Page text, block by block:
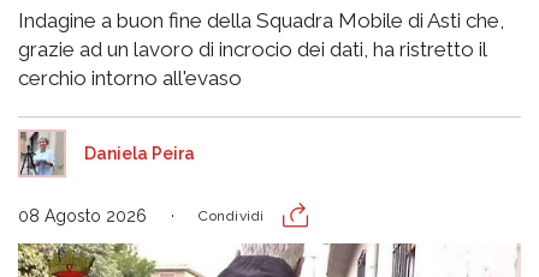
Indagine a buon fine della Squadra Mobile di Asti che,
grazie ad un lavoro di incrocio dei dati, ha ristretto il
cerchio intorno all'evaso
Daniela Peira
08 Agosto 2026 Condividi